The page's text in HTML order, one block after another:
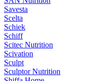
Savesta
Scelta
Schiek
Schiff
Scitec Nutrition
Scivation
Sculpt
Sculptor Nutrition